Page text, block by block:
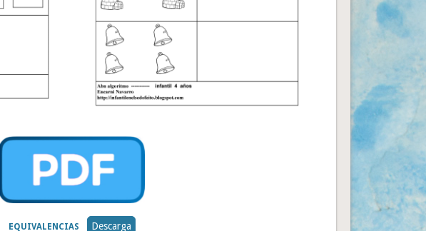
EQUIVALENCIAS Descarga